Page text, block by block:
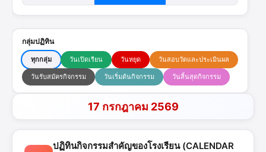
กลุ่มปฏิทิน
ทุกกลุ่ม วันเปิดเรียน วันหยุด วันสอบวัดและประเมินผล
วันรับสมัครกิจกรรม วันเริ่มต้นกิจกรรม วันสิ้นสุดกิจกรรม
17 กรกฎาคม 2569
ปฏิทินกิจกรรมสำคัญของโรงเรียน (CALENDAR